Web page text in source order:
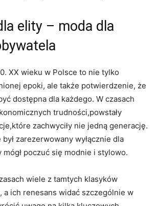
elity – moda dla
XX wieku w Polsce to nie tylko
epoki, ale także potwierdzenie, że
dostępna dla każdego. W czasach
trudności,powstały
zachwyciły nie jedną generację.
zarezerwowany wyłącznie dla
mógł poczuć się modnie i stylowo.
wiele z tamtych klasyków
a ich renesans widać szczególnie w